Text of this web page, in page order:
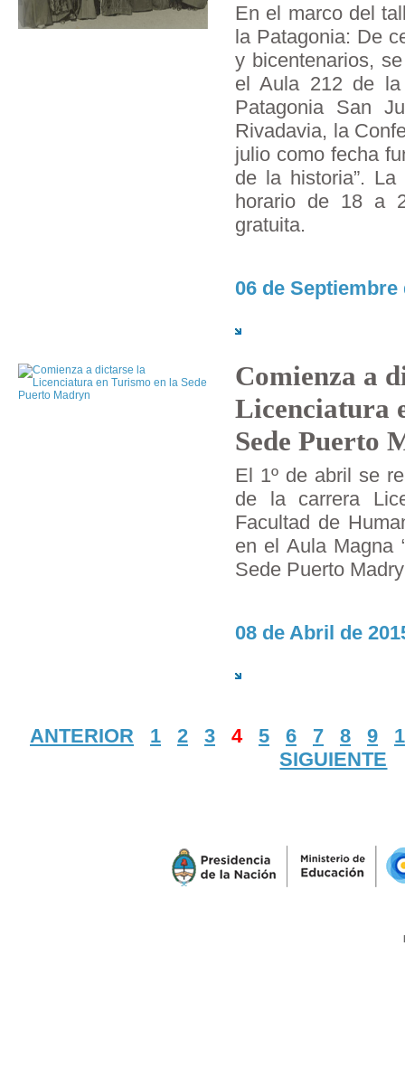
En el marco del
la Patagonia: De
y bicentenarios,
el Aula 212 de la
Patagonia San
Rivadavia, la
julio como fecha
de la historia”.
horario de 18 a
gratuita.
06 de Septiembre
Comienza a
Licenciatura
Sede Puerto
El 1º de abril se
de la carrera
Facultad de
en el Aula Magna
Sede Puerto
08 de Abril de
ANTERIOR 1 2 3 4 5 6 7 8 9
SIGUIENTE